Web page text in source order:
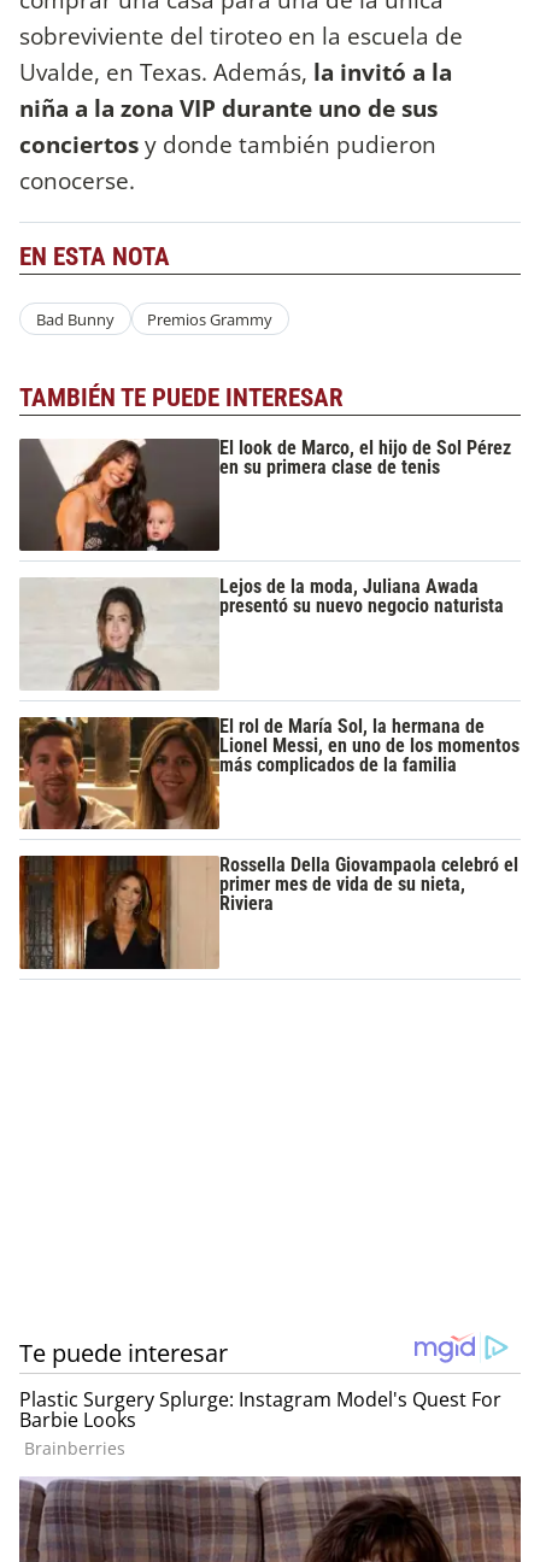
sobreviviente del tiroteo en la escuela de
Uvalde, en Texas. Además, la invitó a la
niña a la zona VIP durante uno de sus
conciertosy donde también pudieron
conocerse.
EN ESTA NOTA
Bad Bunny Premios Grammy
TAMBIÉN TE PUEDE INTERESAR
El look de Marco, el hijo de Sol Pérez
en su primera clase de tenis
Lejos de la moda, Juliana Awada
presentó su nuevo negocio naturista
El rol de María Sol, la hermana de
Lionel Messi, en uno de los momentos
más complicados de la familia
Rossella Della Giovampaola celebró el
primer mes de vida de su nieta,
Riviera